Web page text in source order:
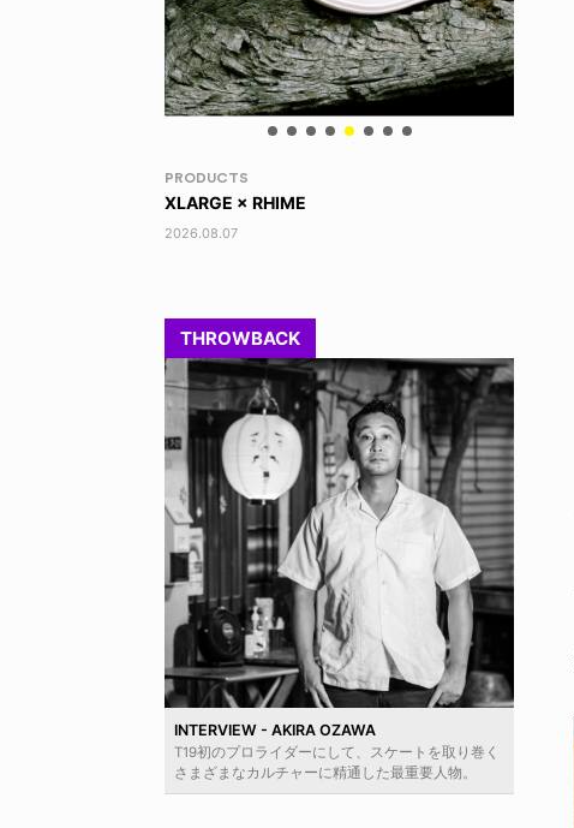
VOICE OF FREEDOM
TONY ALVA (ENGLISH)
2026.08.07
THROWBACK
INTERVIEW - AKIRA OZAWA
T19初のプロライダーにして、スケートを取り巻く
さまざまなカルチャーに精通した最重要人物。